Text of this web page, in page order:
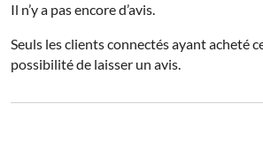
Il n’y a pas encore d’avis.
Seuls les clients connectés ayant acheté
possibilité de laisser un avis.